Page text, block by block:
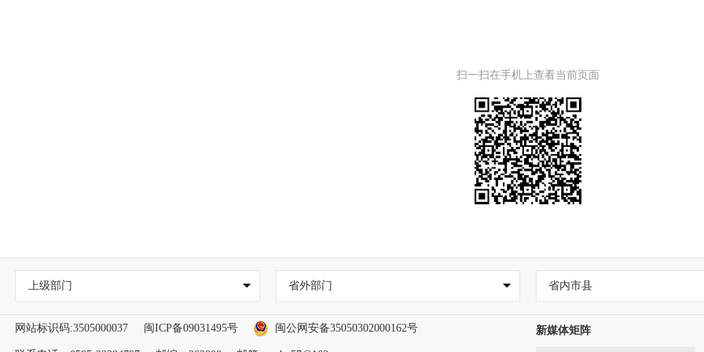
扫一扫在手机上查看当前页面
上级部门 省外部门 省内市县
网站标识码:3505000037 闽ICP备09031495号 闽公网安备35050302000162号 新媒体矩阵